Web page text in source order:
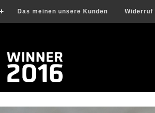
Das meinen unsere Kunden Widerruf